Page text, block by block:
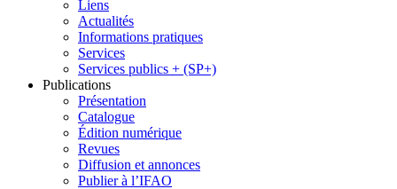
Liens
Actualités
Informations pratiques
Services
Services publics + (SP+)
Publications
Présentation
Catalogue
Édition numérique
Revues
Diffusion et annonces
Publier à l’IFAO